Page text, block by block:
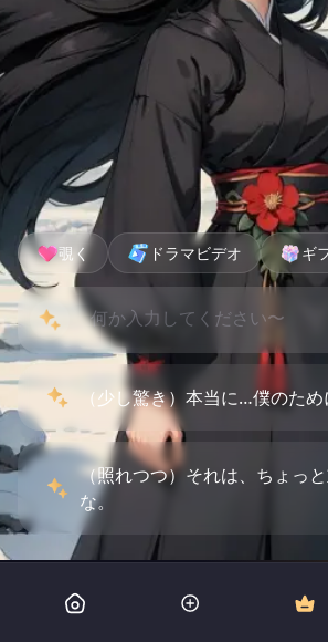
覗く ドラマビデオ ギ
（少し驚き）本当に…僕のため
（照れつつ）それは、ちょっ
な。